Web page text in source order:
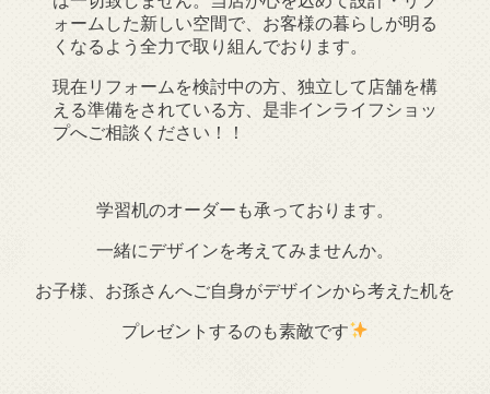
ォームした新しい空間で、お客様の暮らしが明る
くなるよう全力で取り組んでおります。
現在リフォームを検討中の方、独立して店舗を構
える準備をされている方、是非インライフショッ
プへご相談ください！！
学習机のオーダーも承っております。
一緒にデザインを考えてみませんか。
お子様、お孫さんへご自身がデザインから考えた机を
プレゼントするのも素敵です